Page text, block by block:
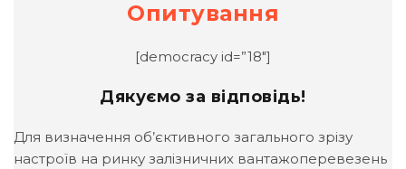
Опитування
[democracy id=”18″]
Дякуємо за відповідь!
Для визначення об’єктивного загального зрізу
настроїв на ринку залізничних вантажоперевезень